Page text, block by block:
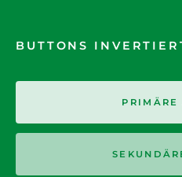
BUTTONS
PRIMÄRE